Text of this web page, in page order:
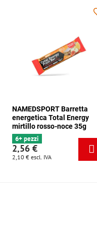
NAMEDSPORT Barretta
energetica Total Energy
mirtillo rosso-noce 35g
6+ pezzi
2,56 €
2,10 € escl. IVA